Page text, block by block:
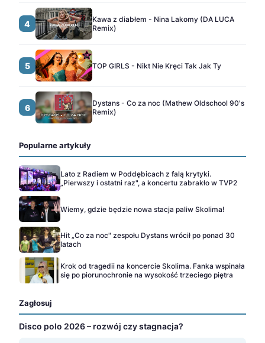
4
Kawa z diabłem - Nina Lakomy (DA LUCA
Remix)
5 TOP GIRLS - Nikt Nie Kręci Tak Jak Ty
6
Dystans - Co za noc (Mathew Oldschool 90's
Remix)
Popularne artykuły
Lato z Radiem w Poddębicach z falą krytyki.
„Pierwszy i ostatni raz", a koncertu zabrakło w TVP2
Wiemy, gdzie będzie nowa stacja paliw Skolima!
Hit „Co za noc" zespołu Dystans wrócił po ponad 30
latach
Krok od tragedii na koncercie Skolima. Fanka wspinała
się po piorunochronie na wysokość trzeciego piętra
Zagłosuj
Disco polo 2026 – rozwój czy stagnacja?